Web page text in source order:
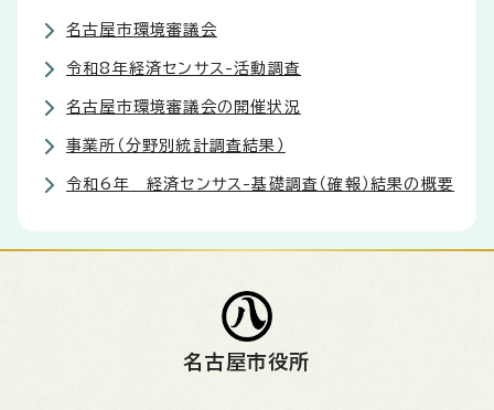
名古屋市環境審議会
令和8年経済センサス-活動調査
名古屋市環境審議会の開催状況
事業所（分野別統計調査結果）
令和6年 経済センサス-基礎調査（確報）結果の概要
名古屋市役所